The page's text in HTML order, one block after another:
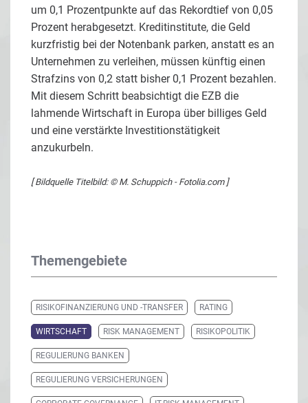
um 0,1 Prozentpunkte auf das Rekordtief von 0,05
Prozent herabgesetzt. Kreditinstitute, die Geld
kurzfristig bei der Notenbank parken, anstatt es an
Unternehmen zu verleihen, müssen künftig einen
Strafzins von 0,2 statt bisher 0,1 Prozent bezahlen.
Mit diesem Schritt beabsichtigt die EZB die
lahmende Wirtschaft in Europa über billiges Geld
und eine verstärkte Investitionstätigkeit
anzukurbeln.
[ Bildquelle Titelbild: © M. Schuppich - Fotolia.com ]
Themengebiete
RISIKOFINANZIERUNG UND -TRANSFER RATING
WIRTSCHAFT RISK MANAGEMENT RISIKOPOLITIK
REGULIERUNG BANKEN
REGULIERUNG VERSICHERUNGEN